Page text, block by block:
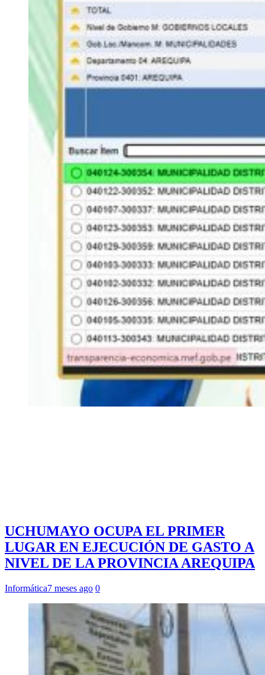
UCHUMAYO OCUPA EL PRIMER
LUGAR EN EJECUCIÓN DE GASTO A
NIVEL DE LA PROVINCIA AREQUIPA
Informática7 meses ago 0